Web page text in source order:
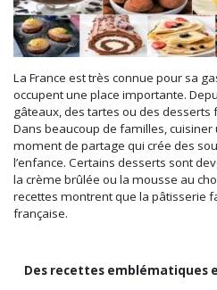
La France est très connue pour sa
occupent une place importante.
gâteaux, des tartes ou des desserts
Dans beaucoup de familles,
moment de partage qui crée des
l’enfance. Certains desserts sont
la crème brûlée ou la mousse au
recettes montrent que la pâtisserie
française.
Des recettes emblématiques